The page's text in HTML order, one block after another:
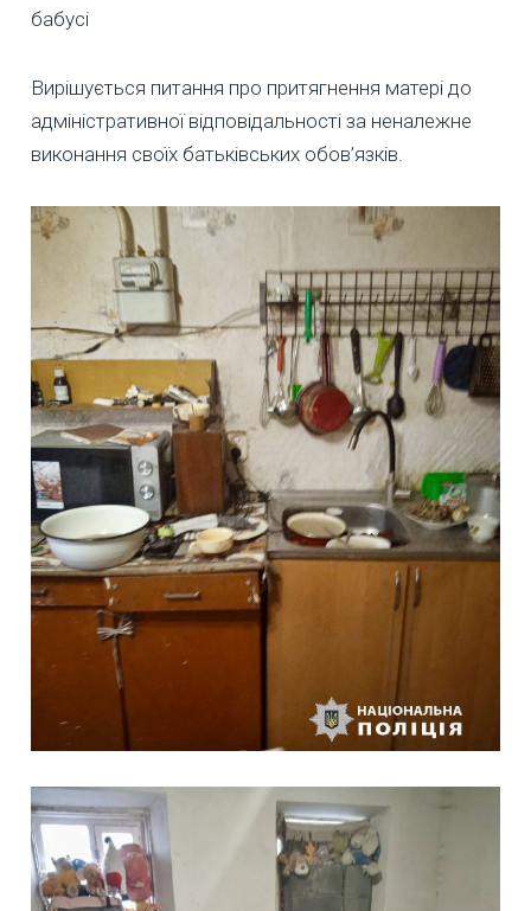
бабусі
Вирішується питання про притягнення матері до
адміністративної відповідальності за неналежне
виконання своїх батьківських обов’язків.